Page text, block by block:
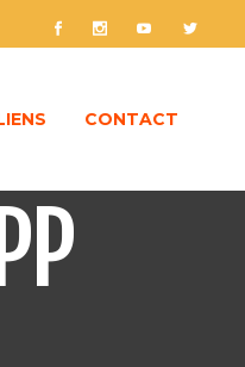
CONTACT